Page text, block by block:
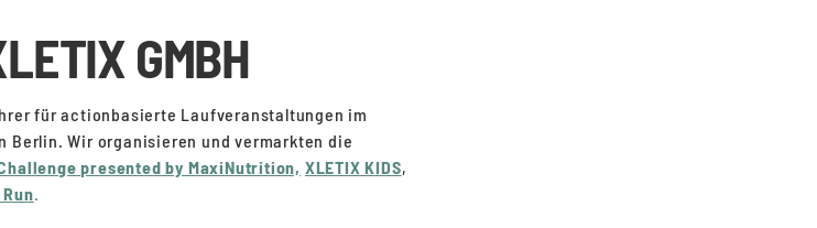
GMBH
für actionbasierte Laufveranstaltungen im
Berlin. Wir organisieren und vermarkten die
presented by MaxiNutrition, XLETIX KIDS,
.